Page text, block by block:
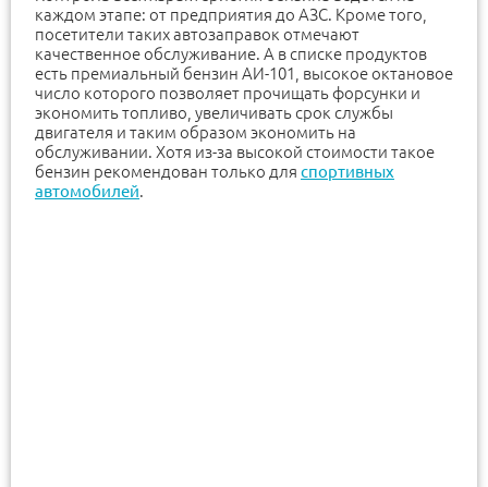
каждом этапе: от предприятия до АЗС. Кроме того,
посетители таких автозаправок отмечают
качественное обслуживание. А в списке продуктов
есть премиальный бензин АИ-101, высокое октановое
число которого позволяет прочищать форсунки и
экономить топливо, увеличивать срок службы
двигателя и таким образом экономить на
обслуживании. Хотя из-за высокой стоимости такое
бензин рекомендован только для спортивных
автомобилей.